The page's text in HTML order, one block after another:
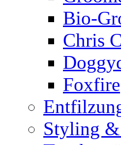
Bio-
Chris
Foxfire
Styling